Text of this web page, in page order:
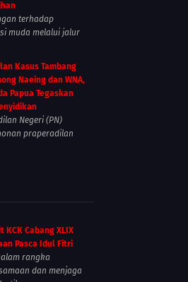
terhadap
muda melalui jalur
Kasus Tambang
Naeing dan WNA,
Papua Tegaskan
Negeri (PN)
praperadilan
KCK Cabang XLIX
Pasca Idul Fitri
rangka
dan menjaga